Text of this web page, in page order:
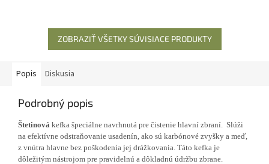
ZOBRAZIŤ VŠETKY SÚVISIACE PRODUKTY
Popis Diskusia
Podrobný popis
Štetinová kefka špeciálne navrhnutá pre čistenie hlavní zbraní. Slúži
na efektívne odstraňovanie usadenín, ako sú karbónové zvyšky a meď,
z vnútra hlavne bez poškodenia jej drážkovania. Táto kefka je
dôležitým nástrojom pre pravidelnú a dôkladnú údržbu zbrane.